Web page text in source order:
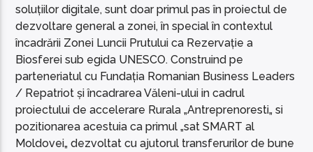
soluțiilor digitale, sunt doar primul pas în proiectul de
dezvoltare general a zonei, în special în contextul
încadrării Zonei Luncii Prutului ca Rezervație a
Biosferei sub egida UNESCO. Construind pe
parteneriatul cu Fundația Romanian Business Leaders
/ Repatriot și încadrarea Văleni-ului in cadrul
proiectului de accelerare Rurala „Antreprenoresti„ si
pozitionarea acestuia ca primul „sat SMART al
Moldovei„ dezvoltat cu ajutorul transferurilor de bune